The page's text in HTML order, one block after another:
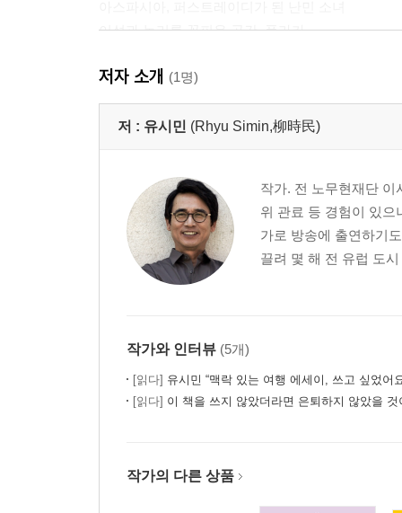
이성과 논리를 꽃피운 공간, 플라카
피레우스에서는 드라이브를
아크로폴리스 야경을 즐기는 만찬
이탈리아 최악의 도시
팔라티노 언덕에서 황제의 시선으로
과시욕의 아이콘, 콜로세오와 개선문
포로 로마노의 폐허 산책
황제가 되지 못한 황제, 카이사르
모든 곳이 좋았던 로마의 거리
바티칸의 이탈리아식 자본주의
피오리 광장에서 브루노를 만나다
저자 소개 (1명)
저 : 유시민 (Rhyu Simin,柳時民)
작가. 전 노무현재단
위 관료 등 경험이 있
가로 방송에 출연하기
끌려 몇 해 전 유럽 도
작가와 인터뷰 (5개)
[읽다] 유시민 “맥락 있는 여행 에세이, 쓰고 싶었어
[읽다] 이 책을 쓰지 않았더라면 은퇴하지 않았을 것
작가의 다른 상품